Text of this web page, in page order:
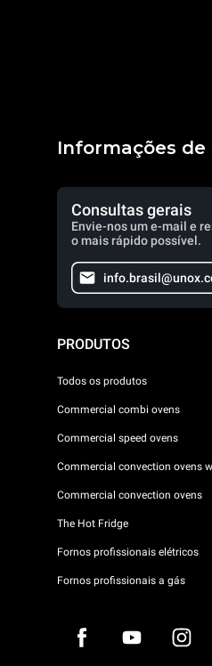
Informações
Consultas gerais
Envie-nos um e-mail e
o mais rápido possível.
PRODUTOS
Todos os produtos
Commercial combi ovens
Commercial speed ovens
Commercial convection ovens
Commercial convection ovens
The Hot Fridge
Fornos profissionais elétricos
Fornos profissionais a gás